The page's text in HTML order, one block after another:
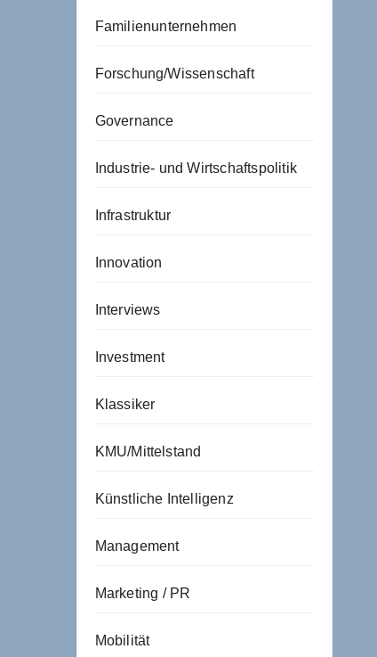
Familienunternehmen
Forschung/Wissenschaft
Governance
Industrie- und Wirtschaftspolitik
Infrastruktur
Innovation
Interviews
Investment
Klassiker
KMU/Mittelstand
Künstliche Intelligenz
Management
Marketing / PR
Mobilität